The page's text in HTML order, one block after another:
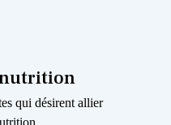
nutrition
qui désirent allier